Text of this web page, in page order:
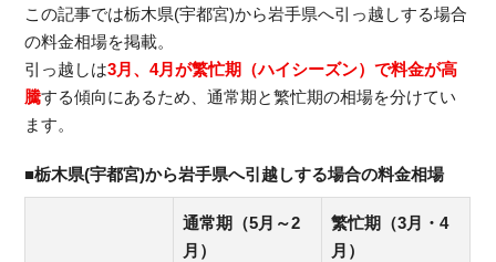
この記事では栃木県(宇都宮)から岩手県へ引っ越しする場合
の料金相場を掲載。
引っ越しは3月、4月が繁忙期（ハイシーズン）で料金が高
騰する傾向にあるため、通常期と繁忙期の相場を分けてい
ます。
■栃木県(宇都宮)から岩手県へ引越しする場合の料金相場
通常期（5月～2
月）
繁忙期（3月・4
月）